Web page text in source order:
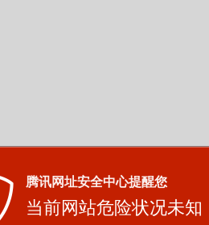
腾讯网址安全中心提醒您
当前网站危险状况未知